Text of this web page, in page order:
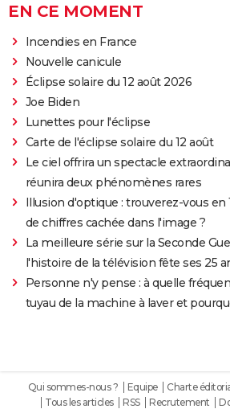
EN CE MOMENT
Incendies en France
Nouvelle canicule
Éclipse solaire du 12 août 2026
Joe Biden
Lunettes pour l'éclipse
Carte de l'éclipse solaire du 12 août
Le ciel offrira un spectacle
réunira deux phénomènes rares
Illusion d'optique : trouverez-vous en
de chiffres cachée dans l'image ?
La meilleure série sur la Seconde
l'histoire de la télévision fête ses 25
Personne n'y pense : à quelle
tuyau de la machine à laver et
Qui sommes-nous ? Equipe Charte
Tous les articles
RSS Recrutement